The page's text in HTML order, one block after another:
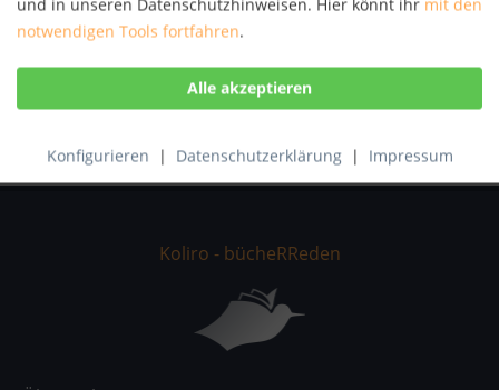
notwendigen Tools fortfahren.
Konfigurieren | Datenschutzerklärung | Impressum
Beschreibung
Dieses Buch ist ein Beitrag zur Theorie der
Intersubjektivität. Es stellt ein Ethikmodell vor,...mehr
Bewertungen lesen, schreiben und diskutieren...mehr
Koliro - bücheRReden